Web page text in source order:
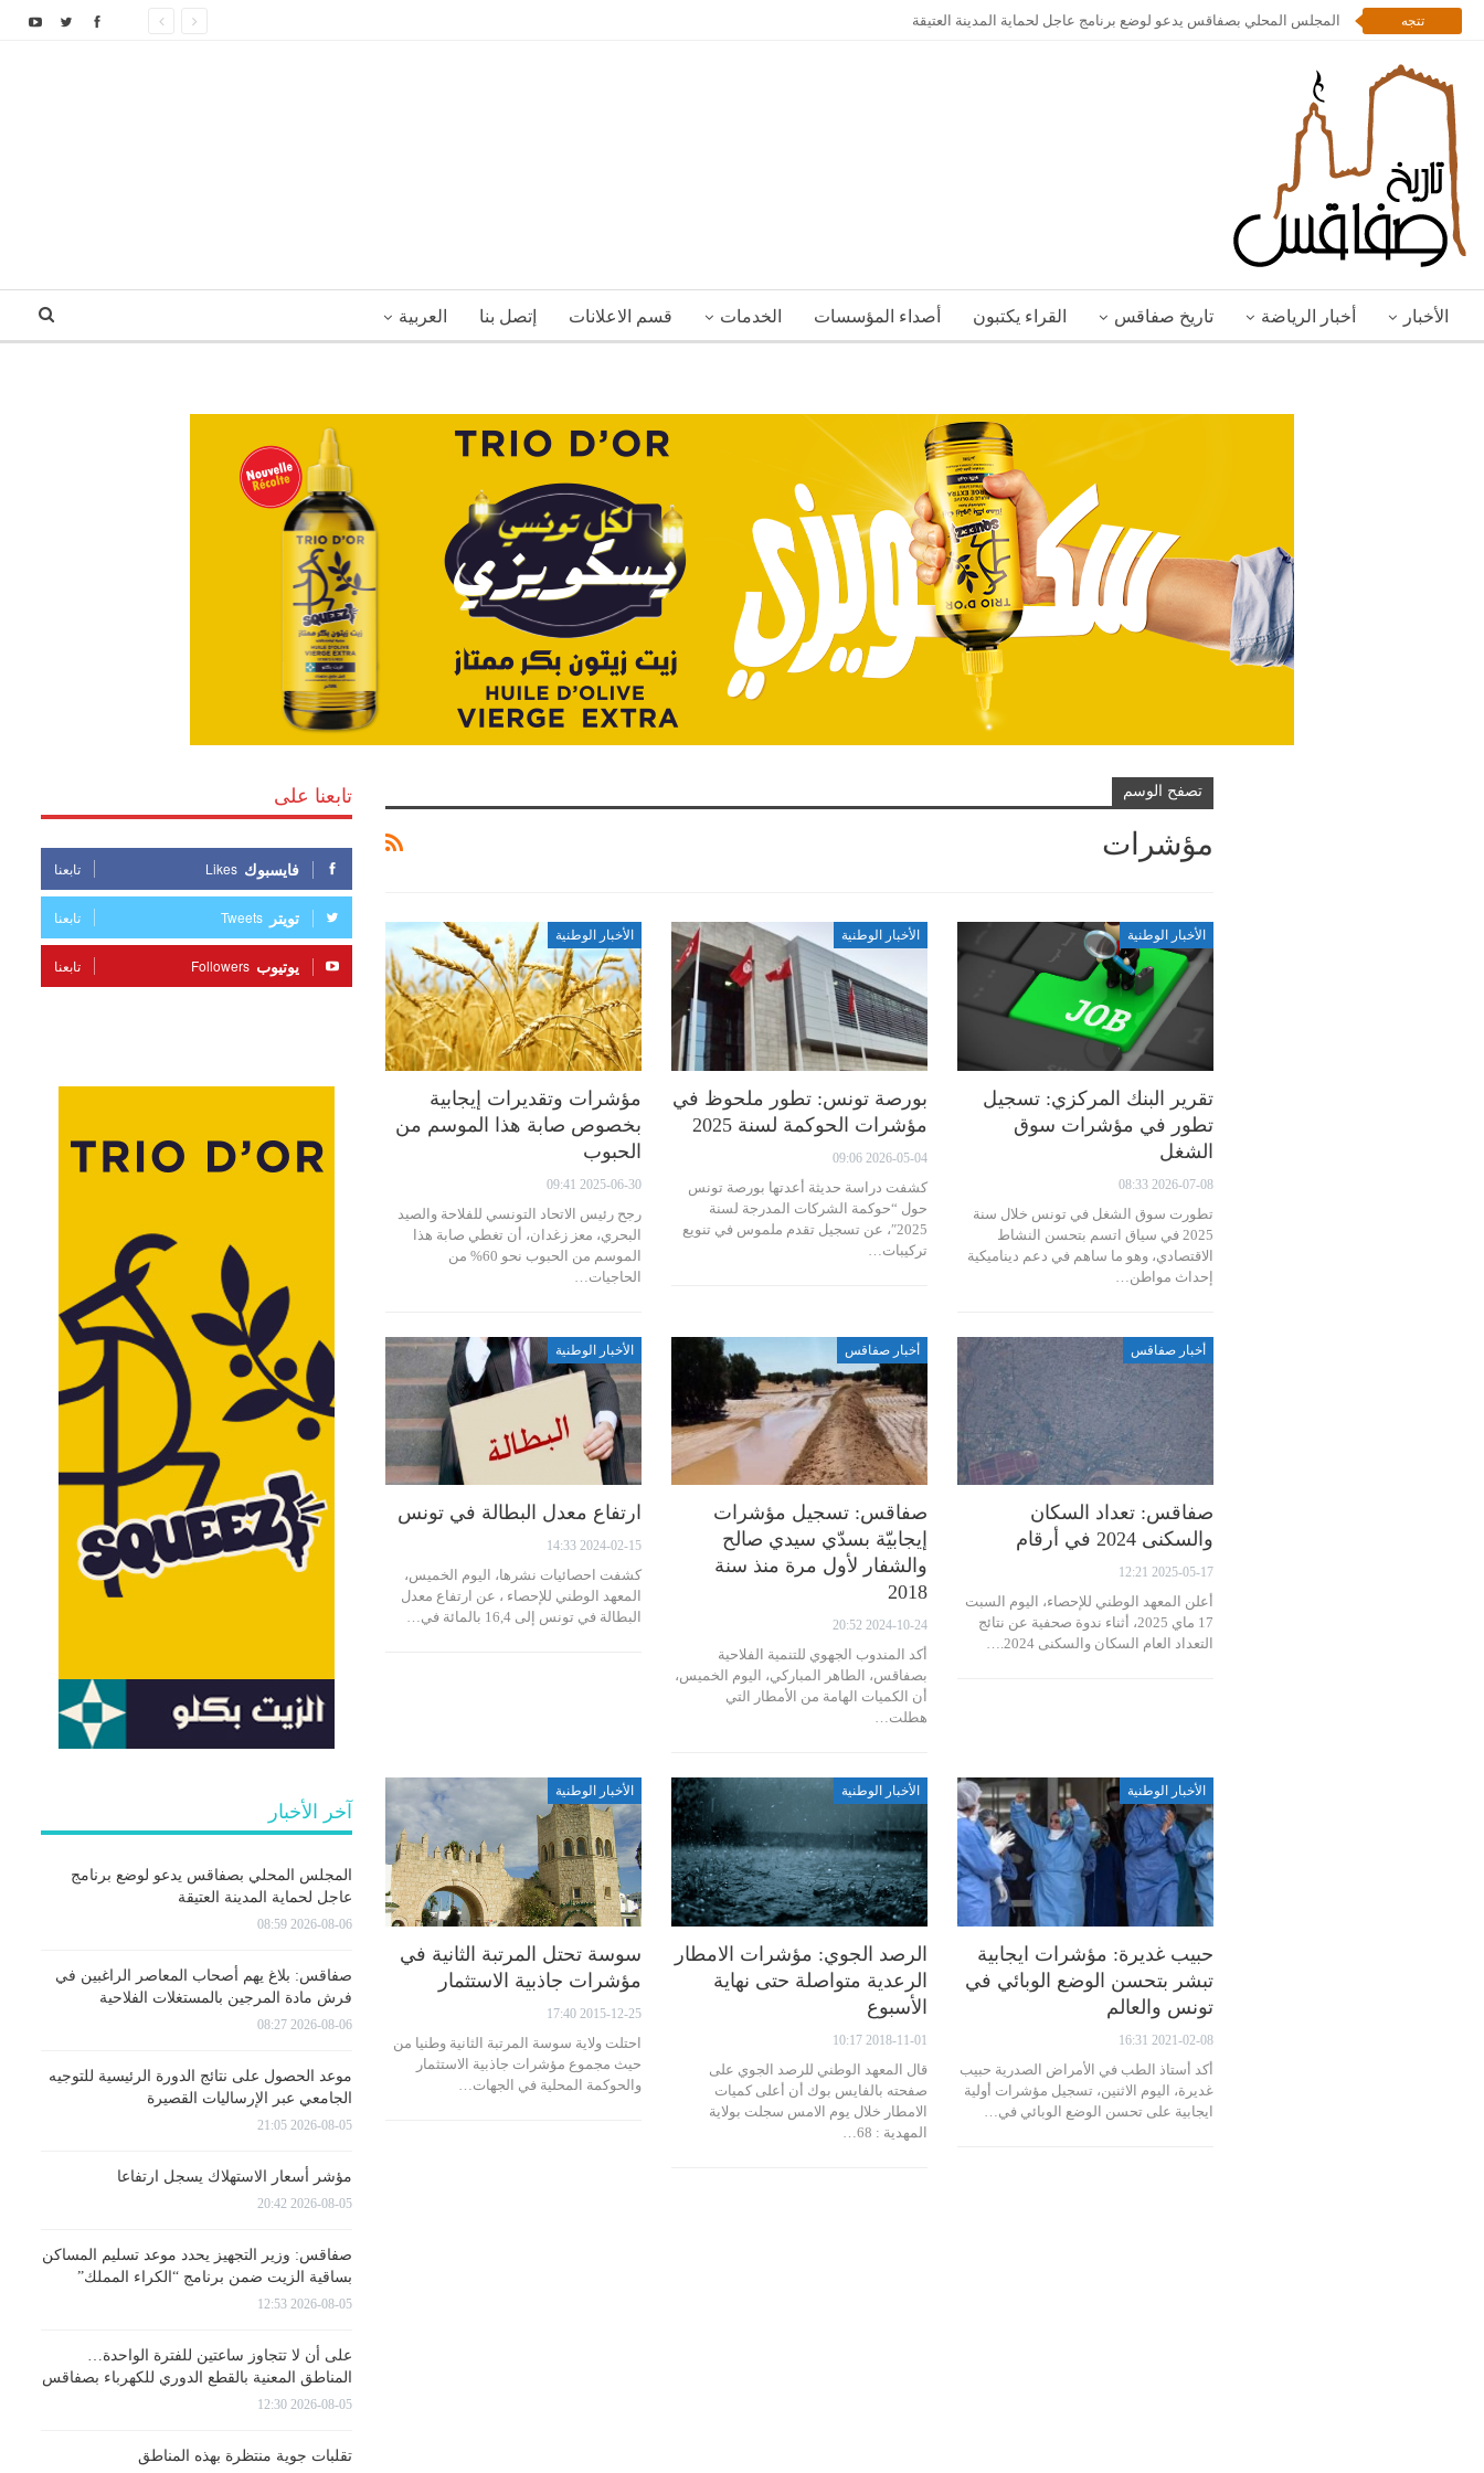
تتجه المجلس المحلي بصفاقس يدعو لوضع برنامج عاجل لحماية المدينة العتيقة
الأخبار أخبار الرياضة تاريخ صفاقس القراء يكتبون أصداء المؤسسات الخدمات قسم الاعلانات إتصل بنا العربية
تصفح الوسم
مؤشرات
الأخبار الوطنية
تقرير البنك المركزي: تسجيل
تطور في مؤشرات سوق
الشغل
2026-07-08 08:33
تطورت سوق الشغل في تونس خلال سنة
2025 في سياق اتسم بتحسن النشاط
الاقتصادي، وهو ما ساهم في دعم ديناميكية
إحداث مواطن…
الأخبار الوطنية
بورصة تونس: تطور ملحوظ في
مؤشرات الحوكمة لسنة 2025
2026-05-04 09:06
كشفت دراسة حديثة أعدتها بورصة تونس
حول “حوكمة الشركات المدرجة لسنة
2025″، عن تسجيل تقدم ملموس في تنويع
تركيبات…
الأخبار الوطنية
مؤشرات وتقديرات إيجابية
بخصوص صابة هذا الموسم من
الحبوب
2025-06-30 09:41
رجح رئيس الاتحاد التونسي للفلاحة والصيد
البحري، معز زغدان، أن تغطي صابة هذا
الموسم من الحبوب نحو 60% من
الحاجيات…
أخبار صفاقس
صفاقس: تعداد السكان
والسكنى 2024 في أرقام
2025-05-17 12:21
أعلن المعهد الوطني للإحصاء، اليوم السبت
17 ماي 2025، أثناء ندوة صحفية عن نتائج
التعداد العام السكان والسكنى 2024.…
أخبار صفاقس
صفاقس: تسجيل مؤشرات
إيجابيّة بسدّي سيدي صالح
والشفار لأول مرة منذ سنة
2018
2024-10-24 20:52
أكد المندوب الجهوي للتنمية الفلاحية
بصفاقس، الطاهر المباركي، اليوم الخميس،
أن الكميات الهامة من الأمطار التي
هطلت…
الأخبار الوطنية
ارتفاع معدل البطالة في تونس
2024-02-15 14:33
كشفت احصائيات نشرها، اليوم الخميس،
المعهد الوطني للإحصاء ، عن ارتفاع معدل
البطالة في تونس إلى 16,4 بالمائة في…
الأخبار الوطنية
حبيب غديرة: مؤشرات ايجابية
تبشر بتحسن الوضع الوبائي في
تونس والعالم
2021-02-08 16:31
أكد أستاذ الطب في الأمراض الصدرية حبيب
غديرة، اليوم الاثنين، تسجيل مؤشرات أولية
ايجابية على تحسن الوضع الوبائي في…
الأخبار الوطنية
الرصد الجوي: مؤشرات الامطار
الرعدية متواصلة حتى نهاية
الأسبوع
2018-11-01 10:17
قال المعهد الوطني للرصد الجوي على
صفحته بالفايس بوك أن أعلى كميات
الامطار خلال يوم الامس سجلت بولاية
المهدية : 68…
الأخبار الوطنية
سوسة تحتل المرتبة الثانية في
مؤشرات جاذبية الاستثمار
2015-12-25 17:40
احتلت ولاية سوسة المرتبة الثانية وطنيا من
حيث مجموع مؤشرات جاذبية الاستثمار
والحوكمة المحلية في الجهات…
تابعنا على
فايسبوك Likes تابعنا
تويتر Tweets تابعنا
يوتيوب Followers تابعنا
آخر الأخبار
المجلس المحلي بصفاقس يدعو لوضع برنامج
عاجل لحماية المدينة العتيقة
2026-08-06 08:59
صفاقس: بلاغ يهم أصحاب المعاصر الراغبين في
فرش مادة المرجين بالمستغلات الفلاحية
2026-08-06 08:27
موعد الحصول على نتائج الدورة الرئيسية للتوجيه
الجامعي عبر الإرساليات القصيرة
2026-08-05 21:05
مؤشر أسعار الاستهلاك يسجل ارتفاعا
2026-08-05 20:42
صفاقس: وزير التجهيز يحدد موعد تسليم المساكن
بساقية الزيت ضمن برنامج “الكراء المملك”
2026-08-05 12:53
على أن لا تتجاوز ساعتين للفترة الواحدة…
المناطق المعنية بالقطع الدوري للكهرباء بصفاقس
2026-08-05 12:30
تقلبات جوية منتظرة بهذه المناطق